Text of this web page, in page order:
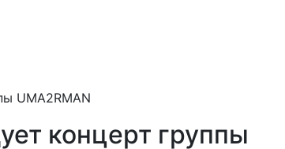
UMA2RMAN
концерт группы